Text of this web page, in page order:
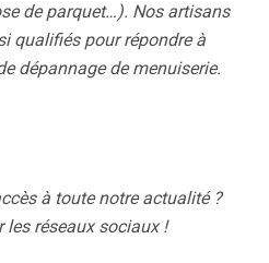
de parquet…). Nos artisans
qualifiés pour répondre à
dépannage de menuiserie.
à toute notre actualité ?
les réseaux sociaux !